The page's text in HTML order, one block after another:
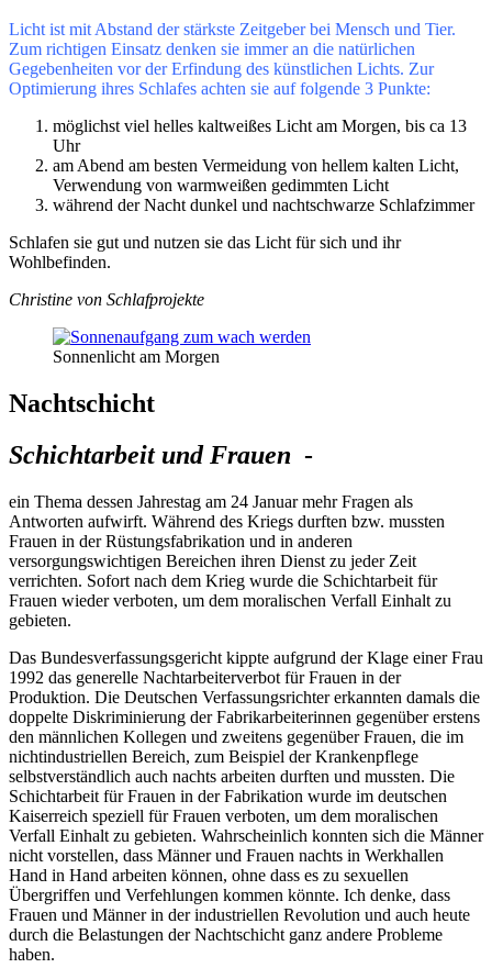
Licht ist mit Abstand der stärkste Zeitgeber bei Mensch und Tier.
Zum richtigen Einsatz denken sie immer an die natürlichen
Gegebenheiten vor der Erfindung des künstlichen Lichts. Zur
Optimierung ihres Schlafes achten sie auf folgende 3 Punkte:
möglichst viel helles kaltweißes Licht am Morgen, bis ca 13
Uhr
am Abend am besten Vermeidung von hellem kalten Licht,
Verwendung von warmweißen gedimmten Licht
während der Nacht dunkel und nachtschwarze Schlafzimmer
Schlafen sie gut und nutzen sie das Licht für sich und ihr
Wohlbefinden.
Christine von Schlafprojekte
Sonnenlicht am Morgen
Nachtschicht
Schichtarbeit und Frauen -
ein Thema dessen Jahrestag am 24 Januar mehr Fragen als
Antworten aufwirft. Während des Kriegs durften bzw. mussten
Frauen in der Rüstungsfabrikation und in anderen
versorgungswichtigen Bereichen ihren Dienst zu jeder Zeit
verrichten. Sofort nach dem Krieg wurde die Schichtarbeit für
Frauen wieder verboten, um dem moralischen Verfall Einhalt zu
gebieten.
Das Bundesverfassungsgericht kippte aufgrund der Klage einer Frau
1992 das generelle Nachtarbeiterverbot für Frauen in der
Produktion. Die Deutschen Verfassungsrichter erkannten damals die
doppelte Diskriminierung der Fabrikarbeiterinnen gegenüber erstens
den männlichen Kollegen und zweitens gegenüber Frauen, die im
nichtindustriellen Bereich, zum Beispiel der Krankenpflege
selbstverständlich auch nachts arbeiten durften und mussten. Die
Schichtarbeit für Frauen in der Fabrikation wurde im deutschen
Kaiserreich speziell für Frauen verboten, um dem moralischen
Verfall Einhalt zu gebieten. Wahrscheinlich konnten sich die Männer
nicht vorstellen, dass Männer und Frauen nachts in Werkhallen
Hand in Hand arbeiten können, ohne dass es zu sexuellen
Übergriffen und Verfehlungen kommen könnte. Ich denke, dass
Frauen und Männer in der industriellen Revolution und auch heute
durch die Belastungen der Nachtschicht ganz andere Probleme
haben.